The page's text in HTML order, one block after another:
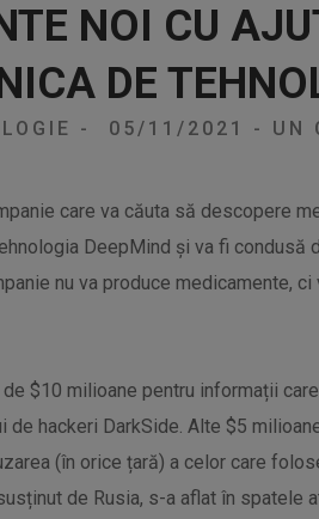
NOI CU
DE
- 05/11/2021 - UN
care va căuta să descopere
DeepMind și va fi condusă
nu va produce medicamente,
$10 milioane pentru informații
de hackeri DarkSide. Alte $5
(în orice țară) a celor care
de Rusia, s-a aflat în spatele